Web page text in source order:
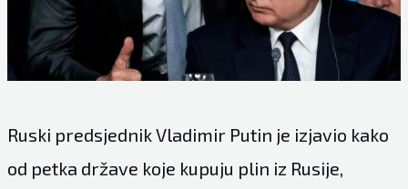
Ruski predsjednik Vladimir Putin je izjavio kako
od petka države koje kupuju plin iz Rusije,